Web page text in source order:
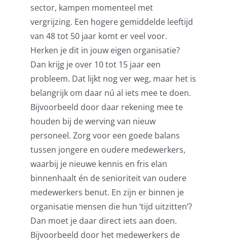
sector, kampen momenteel met
vergrijzing. Een hogere gemiddelde leeftijd
van 48 tot 50 jaar komt er veel voor.
Herken je dit in jouw eigen organisatie?
Dan krijg je over 10 tot 15 jaar een
probleem. Dat lijkt nog ver weg, maar het is
belangrijk om daar nú al iets mee te doen.
Bijvoorbeeld door daar rekening mee te
houden bij de werving van nieuw
personeel. Zorg voor een goede balans
tussen jongere en oudere medewerkers,
waarbij je nieuwe kennis en fris elan
binnenhaalt én de senioriteit van oudere
medewerkers benut. En zijn er binnen je
organisatie mensen die hun ‘tijd uitzitten’?
Dan moet je daar directiets aan doen.
Bijvoorbeeld door het medewerkers de